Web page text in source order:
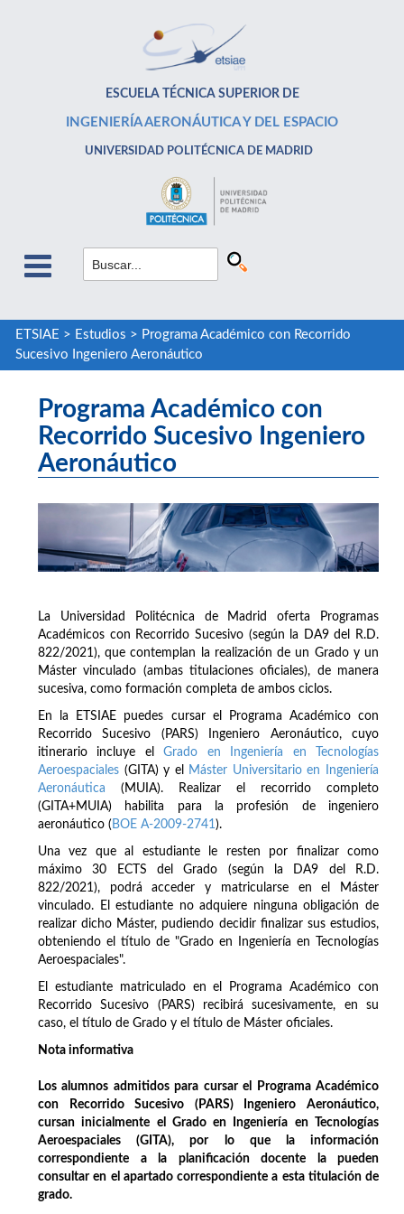
ESCUELA TÉCNICA SUPERIOR DE
INGENIERÍA AERONÁUTICA Y DEL ESPACIO
UNIVERSIDAD POLITÉCNICA DE MADRID
ETSIAE > Estudios > Programa Académico con Recorrido
Sucesivo Ingeniero Aeronáutico
Programa Académico con
Recorrido Sucesivo Ingeniero
Aeronáutico
La Universidad Politécnica de Madrid oferta Programas
Académicos con Recorrido Sucesivo (según la DA9 del R.D.
822/2021), que contemplan la realización de un Grado y un
Máster vinculado (ambas titulaciones oficiales), de manera
sucesiva, como formación completa de ambos ciclos.
En la ETSIAE puedes cursar el Programa Académico con
Recorrido Sucesivo (PARS) Ingeniero Aeronáutico, cuyo
itinerario incluye elGrado en Ingeniería en Tecnologías
Aeroespaciales (GITA) y el
Máster Universitario en Ingeniería
Aeronáutica (MUIA). Realizar el recorrido completo
(GITA+MUIA) habilita para la profesión de ingeniero
aeronáutico ( BOE A-2009-2741).
Una vez que al estudiante le resten por finalizar como
máximo 30 ECTS del Grado (según la DA9 del R.D.
822/2021), podrá acceder y matricularse en el Máster
vinculado. El estudiante no adquiere ninguna obligación de
realizar dicho Máster, pudiendo decidir finalizar sus estudios,
obteniendo el título de "Grado en Ingeniería en Tecnologías
Aeroespaciales".
El estudiante matriculado en el Programa Académico con
Recorrido Sucesivo (PARS) recibirá sucesivamente, en su
caso, el título de Grado y el título de Máster oficiales.
Nota informativa
Los alumnos admitidos para cursar el Programa Académico
con Recorrido Sucesivo (PARS) Ingeniero Aeronáutico,
cursan inicialmente el Grado en Ingeniería en Tecnologías
Aeroespaciales (GITA), por lo que la información
correspondiente a la planificación docente la pueden
consultar en el apartado correspondiente a esta titulación de
grado.